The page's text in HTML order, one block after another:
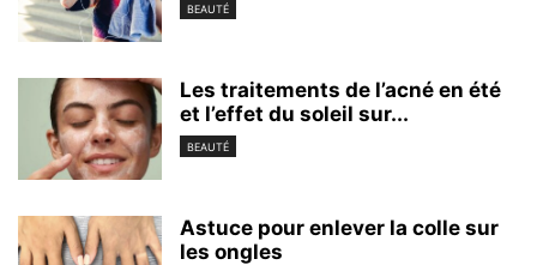
BEAUTÉ
Les traitements de l’acné en été
et l’effet du soleil sur...
BEAUTÉ
Astuce pour enlever la colle sur
les ongles